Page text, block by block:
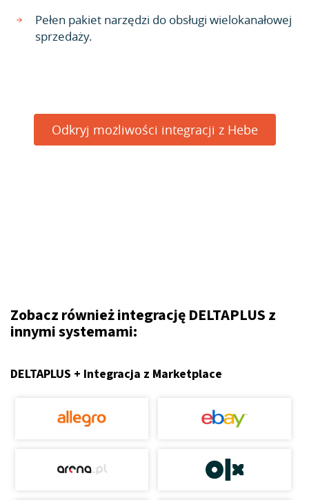
Pełen pakiet narzędzi do obsługi wielokanałowej
sprzedaży.
Odkryj możliwości integracji z Hebe
Zobacz również integrację DELTAPLUS z
innymi systemami:
DELTAPLUS + Integracja z Marketplace